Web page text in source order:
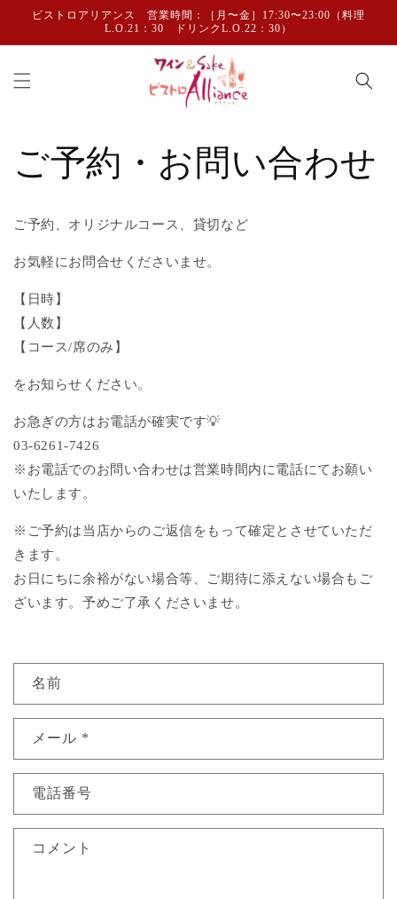
ンツに
ビストロアリアンス 営業時間：［月〜金］17:30〜23:00（料理
L.O.21：30 ドリンクL.O.22：30）
ご予約・お問い合わせ
ご予約、オリジナルコース、貸切など
お気軽にお問合せくださいませ。
【日時】
【人数】
【コース/席のみ】
をお知らせください。
お急ぎの方はお電話が確実です💡
03-6261-7426
※お電話でのお問い合わせは営業時間内に電話にてお願い
いたします。
※ご予約は当店からのご返信をもって確定とさせていただ
きます。
お日にちに余裕がない場合等、ご期待に添えない場合もご
ざいます。予めご了承くださいませ。
い
わ
フ
ォ
名前
メール *
電話番号
コメント